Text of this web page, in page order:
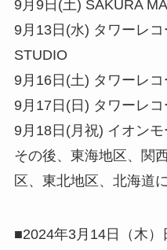
9月9日(土) SAKURA
9月13日(水) タワーレ
STUDIO
9月16日(土) タワーレ
9月17日(日) タワーレ
9月18日(月祝) イオン
その後、東海地区、関
区、東北地区、北海道
■2024年3月14日（木